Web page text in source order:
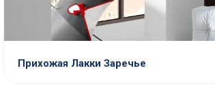
Прихожая Лакки Заречье